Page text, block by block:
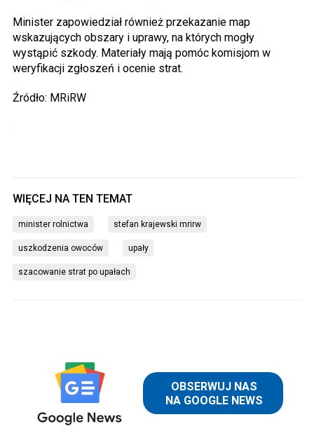
Minister zapowiedział również przekazanie map
wskazujących obszary i uprawy, na których mogły
wystąpić szkody. Materiały mają pomóc komisjom w
weryfikacji zgłoszeń i ocenie strat.
Źródło: MRiRW
minister rolnictwa stefan krajewski mrirw
uszkodzenia owoców upały
szacowanie strat po upałach